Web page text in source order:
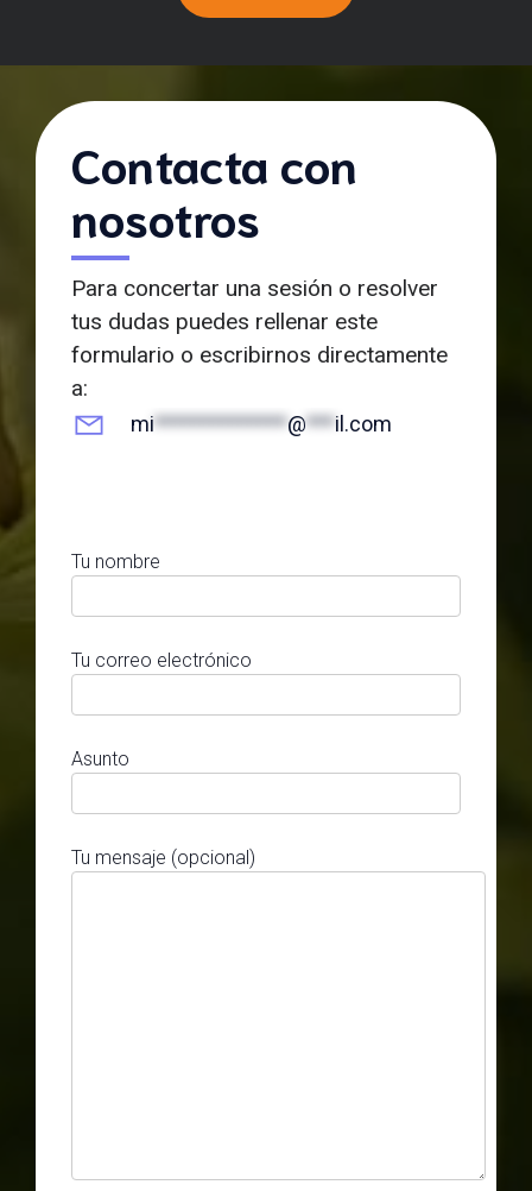
Contacta con
nosotros
Para concertar una sesión o resolver
tus dudas puedes rellenar este
formulario o escribirnos directamente
a:
mi**************@***il.com
Tu nombre
Tu correo electrónico
Asunto
Tu mensaje (opcional)